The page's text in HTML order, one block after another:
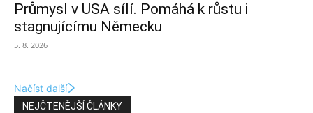
Průmysl v USA sílí. Pomáhá k růstu i
stagnujícímu Německu
5. 8. 2026
Načíst další
NEJČTENĚJŠÍ ČLÁNKY